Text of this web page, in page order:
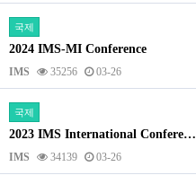
국제
2024 IMS-MI Conference
IMS 35256 03-26
국제
2023 IMS International Confere…
IMS 34139 03-26